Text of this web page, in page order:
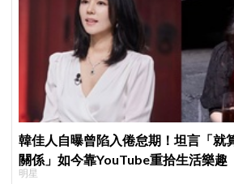
韓佳人自曝曾陷入倦怠期！坦言「就
關係」如今靠YouTube重拾生活樂趣
明星